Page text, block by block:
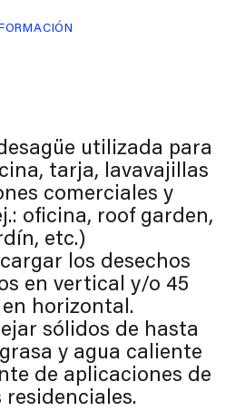
utilizada para
tarja, lavavajillas
comerciales y
oficina, roof garden,
etc.)
los desechos
en vertical y/o 45
horizontal.
sólidos de hasta
y agua caliente
de aplicaciones de